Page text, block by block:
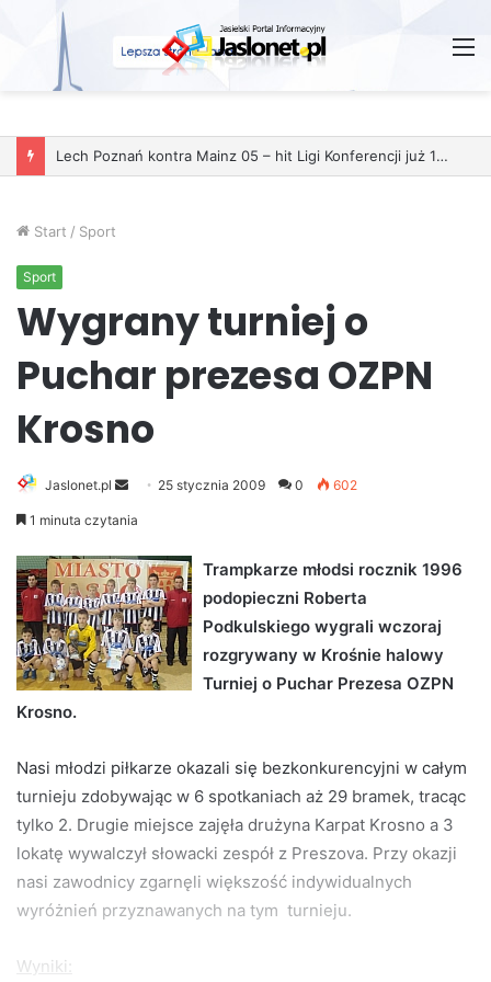
Start / Sport
Sport
Wygrany turniej o
Puchar prezesa OZPN
Krosno
Jaslonet.pl
e
d
a
n
e
m
a
25 stycznia 2009 0 602
1 minuta czytania
Trampkarze młodsi rocznik 1996
podopieczni Roberta
Podkulskiego wygrali wczoraj
rozgrywany w Krośnie halowy
Turniej o Puchar Prezesa OZPN
Krosno.
Nasi młodzi piłkarze okazali się bezkonkurencyjni w całym
turnieju zdobywając w 6 spotkaniach aż 29 bramek, tracąc
tylko 2. Drugie miejsce zajęła drużyna Karpat Krosno a 3
lokatę wywalczył słowacki zespół z Preszova. Przy okazji
nasi zawodnicy zgarnęli większość indywidualnych
wyróżnień przyznawanych na tym turnieju.
Wyniki: